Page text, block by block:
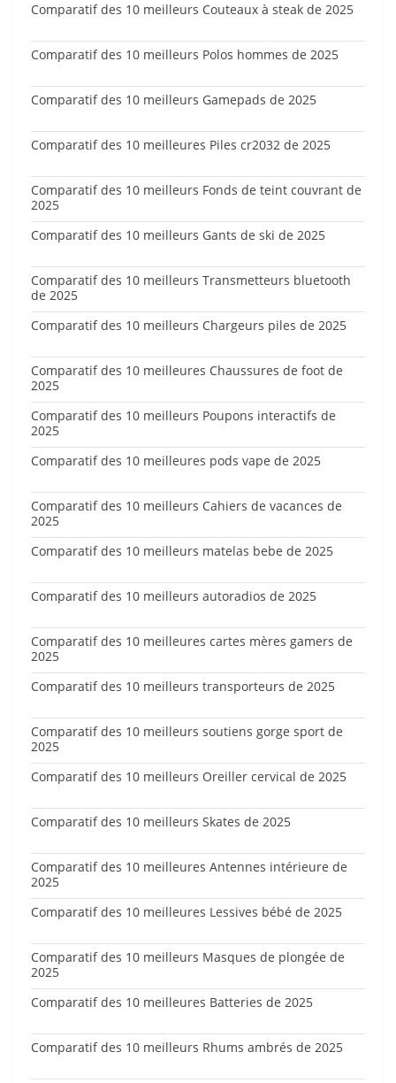
Comparatif des 10 meilleurs Couteaux à steak de 2025
Comparatif des 10 meilleurs Polos hommes de 2025
Comparatif des 10 meilleurs Gamepads de 2025
Comparatif des 10 meilleures Piles cr2032 de 2025
Comparatif des 10 meilleurs Fonds de teint couvrant de
2025
Comparatif des 10 meilleurs Gants de ski de 2025
Comparatif des 10 meilleurs Transmetteurs bluetooth
de 2025
Comparatif des 10 meilleurs Chargeurs piles de 2025
Comparatif des 10 meilleures Chaussures de foot de
2025
Comparatif des 10 meilleurs Poupons interactifs de
2025
Comparatif des 10 meilleures pods vape de 2025
Comparatif des 10 meilleurs Cahiers de vacances de
2025
Comparatif des 10 meilleurs matelas bebe de 2025
Comparatif des 10 meilleurs autoradios de 2025
Comparatif des 10 meilleures cartes mères gamers de
2025
Comparatif des 10 meilleurs transporteurs de 2025
Comparatif des 10 meilleurs soutiens gorge sport de
2025
Comparatif des 10 meilleurs Oreiller cervical de 2025
Comparatif des 10 meilleurs Skates de 2025
Comparatif des 10 meilleures Antennes intérieure de
2025
Comparatif des 10 meilleures Lessives bébé de 2025
Comparatif des 10 meilleurs Masques de plongée de
2025
Comparatif des 10 meilleures Batteries de 2025
Comparatif des 10 meilleurs Rhums ambrés de 2025